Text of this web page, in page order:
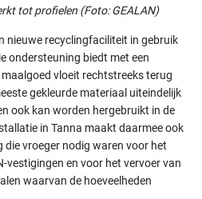
tot profielen (Foto: GEALAN)
nieuwe recyclingfaciliteit in gebruik
ondersteuning biedt met een
vloeit rechtstreeks terug
gekleurde materiaal uiteindelijk
ook kan worden hergebruikt in de
in Tanna maakt daarmee ook
vroeger nodig waren voor het
vestigingen en voor het vervoer van
waarvan de hoeveelheden